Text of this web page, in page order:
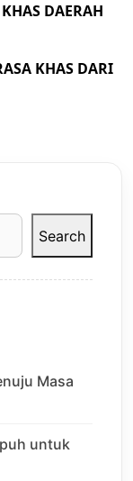
DAERAH
KHAS DARI
Search
Masa
untuk